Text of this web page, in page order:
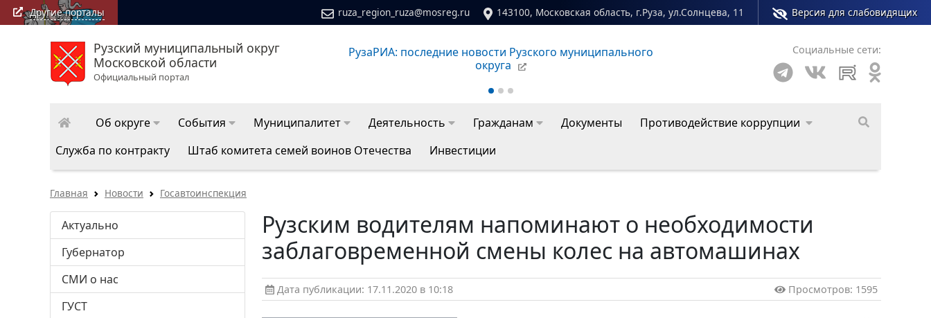
Другие порталы ruza_region_ruza@mosreg.ru 143100, Московская область, г.Руза, ул.Солнцева, 11 Версия для слабовидящих
Рузский муниципальный округ
Московской области
Официальный портал
РузаРИА: последние новости Рузского муниципального
округа
Сайт молодежного центра Рузского муниципального округа Социальные сети:
Об округе События Муниципалитет Деятельность Гражданам Документы
Противодействие коррупции
Служба по контракту
Штаб комитета семей воинов Отечества Инвестиции
Главная Новости Госавтоинспекция
Актуально
Губернатор
СМИ о нас
ГУСТ
Рузским водителям напоминают о необходимости
заблаговременной смены колес на автомашинах
Дата публикации: 17.11.2020 в 10:18 Просмотров: 1595